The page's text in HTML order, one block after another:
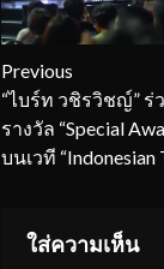
Continue
Reading
Previous
“ไบร์ท วชิรวิชญ์”
รางวัล “Special
บนเวที “Indonesian
ใส่ความเห็น